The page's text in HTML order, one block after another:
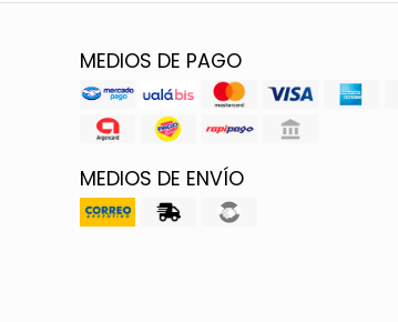
MEDIOS DE PAGO
MEDIOS DE ENVÍO